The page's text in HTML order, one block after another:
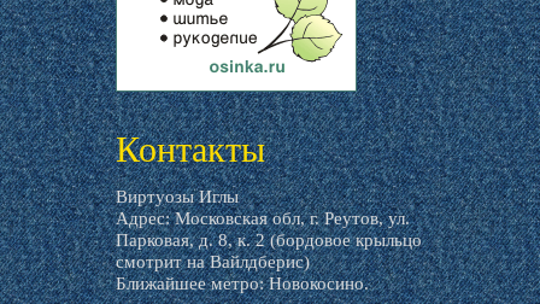
livemaster.ru
Контакты
Виртуозы Иглы
Адрес: Московская обл, г. Реутов, ул.
Парковая, д. 8, к. 2 (бордовое крыльцо
смотрит на Вайлдберис)
Ближайшее метро: Новокосино.